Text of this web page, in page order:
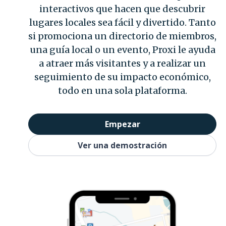
interactivos que hacen que descubrir
lugares locales sea fácil y divertido. Tanto
si promociona un directorio de miembros,
una guía local o un evento, Proxi le ayuda
a atraer más visitantes y a realizar un
seguimiento de su impacto económico,
todo en una sola plataforma.
Ver una demostración
Empezar